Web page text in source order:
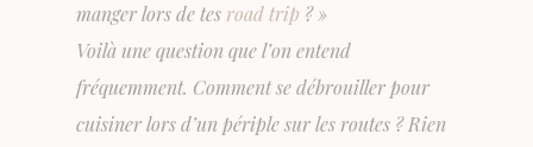
manger lors de tes road trip ? »
Voilà une question que l’on entend
fréquemment. Comment se débrouiller pour
cuisiner lors d’un périple sur les routes ? Rien